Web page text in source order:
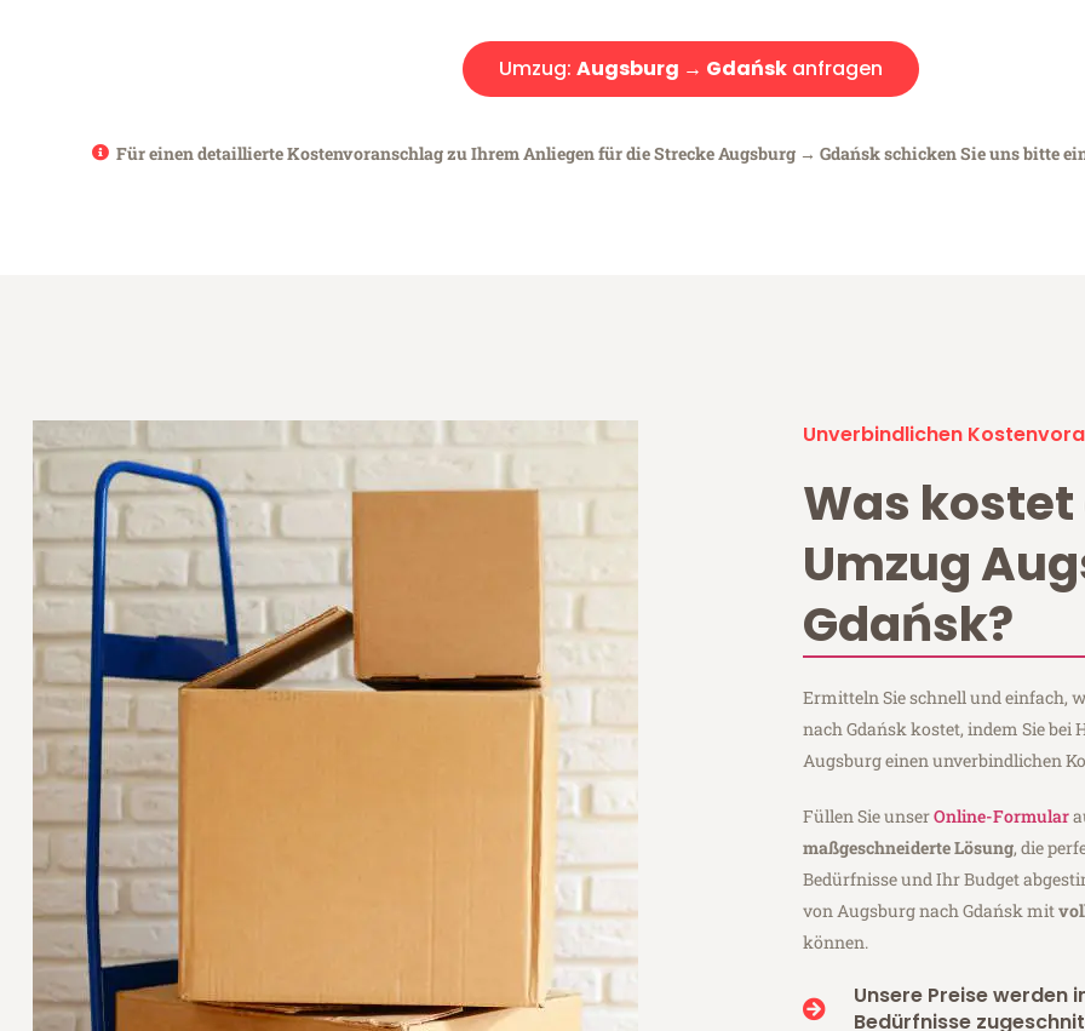
Umzug: Augsburg → Gdańskanfragen
Für einen detaillierte Kostenvoranschlag zu Ihrem Anliegen für die Strecke Augsburg → Gdańsk schicken Sie uns bitte
Unverbindlichen
Was kostet
Umzug
Gdańsk?
Ermitteln Sie schnell und einfach,
nach Gdańsk kostet, indem Sie bei
Augsburg einen unverbindlichen
Füllen Sie unserOnline-Formular
maßgeschneiderte Lösung, die
Bedürfnisse und Ihr Budget
von Augsburg nach Gdańsk mit
können.
Unsere Preise werden
Bedürfnisse